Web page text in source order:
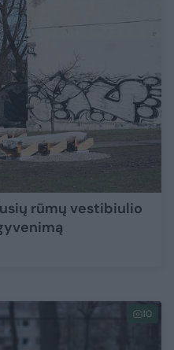
rūmų vestibiulio
10